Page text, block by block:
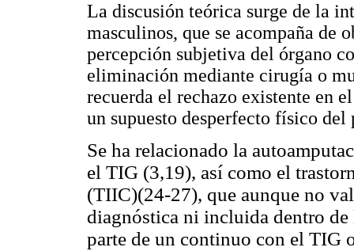
La discusión teórica surge de la
masculinos, que se acompaña de
percepción subjetiva del órgano
eliminación mediante cirugía o
recuerda el rechazo existente en
un supuesto desperfecto físico del
Se ha relacionado la
el TIG (3,19), así como el
(TIIC)(24-27), que aunque no
diagnóstica ni incluida dentro
parte de un continuo con el TIG